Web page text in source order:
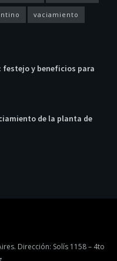
vaciamiento
festejo y beneficios para
de la planta de
Dirección: Solís 1158 – 4to